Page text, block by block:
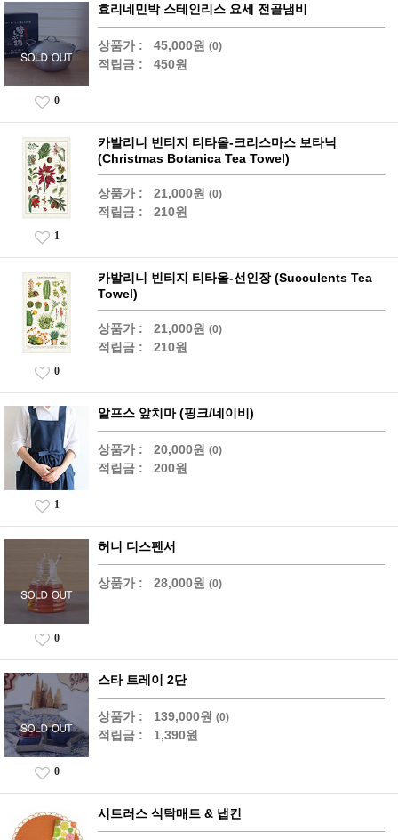
효리네민박 스테인리스 요세 전골냄비
상품가 : 45,000원 (0)
적립금 : 450원
0
카발리니 빈티지 티타올-크리스마스 보타닉
(Christmas Botanica Tea Towel)
상품가 : 21,000원 (0)
적립금 : 210원
1
카발리니 빈티지 티타올-선인장 (Succulents Tea
Towel)
상품가 : 21,000원 (0)
적립금 : 210원
0
알프스 앞치마 (핑크/네이비)
상품가 : 20,000원 (0)
적립금 : 200원
1
허니 디스펜서
상품가 : 28,000원 (0)
0
스타 트레이 2단
상품가 : 139,000원 (0)
적립금 : 1,390원
0
시트러스 식탁매트 & 냅킨